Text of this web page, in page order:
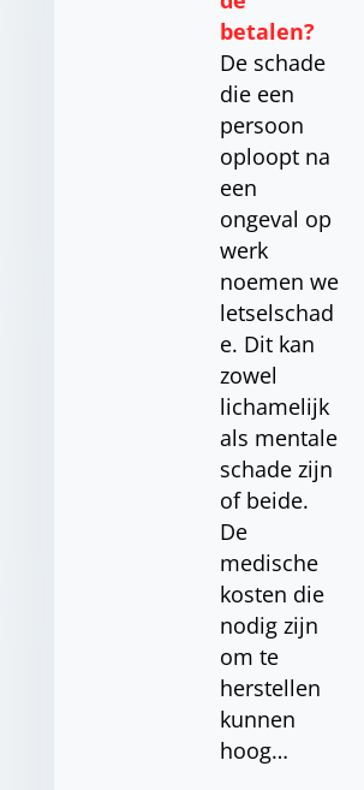
betalen?
De schade
die een
persoon
oploopt na
een
ongeval op
werk
noemen we
letselschad
e. Dit kan
zowel
lichamelijk
als mentale
schade zijn
of beide.
De
medische
kosten die
nodig zijn
om te
herstellen
kunnen
hoog…